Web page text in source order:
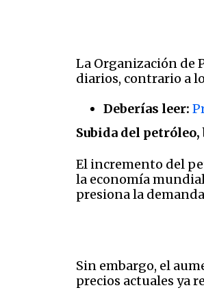
La Organización de
diarios, contrario a
Deberías leer:
Subida del
El incremento del
la economía
presiona la
Sin embargo, el
precios actuales ya